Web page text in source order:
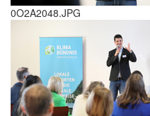
0O2A2048.JPG